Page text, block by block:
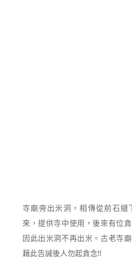
寺廟旁出米洞，相傳從前石縫
來，提供寺中使用，後來有位
因此出米洞不再出米。古老寺
藉此告誡後人勿起貪念!!